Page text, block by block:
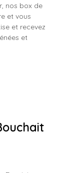
nos box de
et vous
et recevez
et